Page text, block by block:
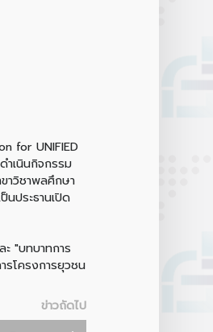
for UNIFIED
ำเนินกิจกรรม
าวิชาพลศึกษา
ประธานเปิด
"บทบาทการ
รโครงการยุวชน
ข่าวถัดไป